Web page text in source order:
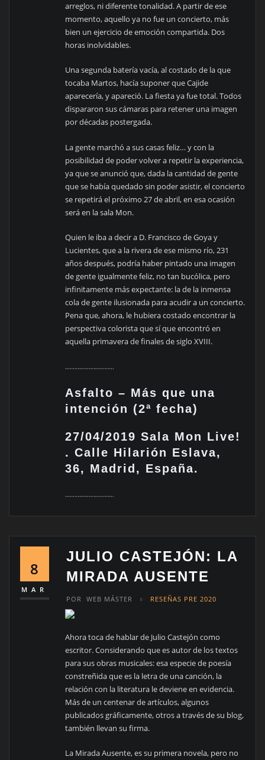
arreglos, ni diferente tonalidad. A partir de ese
momento, aquello ya no fue un concierto, más
bien un ejercicio de emoción compartida. Dos
horas inolvidables.
Una segunda batería vacía, al costado de la que
tocaba Martos, hacía suponer que Cajide
aparecería, y apareció. La fiesta ya fue total. Todos
dispararon sus cámaras para retener una imagen
por décadas postergada.
La gente marchó a sus casas feliz… y con la
posibilidad de poder volver a repetir la experiencia,
ya que se anunció que, dada la cantidad de gente
que se había quedado sin poder asistir, el concierto
se repetirá el próximo 27 de abril, en esa ocasión
será en la sala Mon.
Quien le iba a decir a D. Francisco de Goya y
Lucientes, que a la rivera de ese mismo río, 231
años después, podría haber pintado una imagen
de gente igualmente feliz, no tan bucólica, pero
infinitamente más expectante: la de la inmensa
cola de gente ilusionada para acudir a un concierto.
Pena que, ahora, le hubiera costado encontrar la
perspectiva colorista que sí que encontró en
aquella primavera de finales de siglo XVIII.
………………………….
Asfalto – Más que una
intención (2ª fecha)
27/04/2019 Sala Mon Live!
. Calle Hilarión Eslava,
36, Madrid, España.
………………………….
8
MAR
JULIO CASTEJÓN: LA
MIRADA AUSENTE
POR WEB MÁSTER RESEÑAS PRE 2020
Ahora toca de hablar de Julio Castejón como
escritor. Considerando que es autor de los textos
para sus obras musicales: esa especie de poesía
constreñida que es la letra de una canción, la
relación con la literatura le deviene en evidencia.
Más de un centenar de artículos, algunos
publicados gráficamente, otros a través de su blog,
también llevan su firma.
La Mirada Ausente, es su primera novela, pero no